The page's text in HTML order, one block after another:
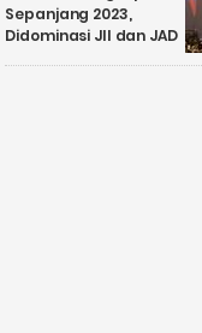
Sepanjang 2023,
Didominasi JII dan JAD